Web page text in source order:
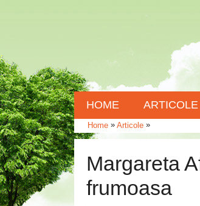
HOME ARTICOLE
Home » Articole »
Margareta
frumoasa